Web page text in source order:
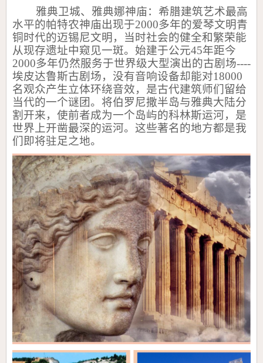
雅典卫城、雅典娜神庙：希腊建筑艺术最高
水平的帕特农神庙出现于2000多年的爱琴文明青
铜时代的迈锡尼文明，当时社会的健全和繁荣能
从现存遗址中窥见一斑。始建于公元45年距今
2000多年仍然服务于世界级大型演出的古剧场----
埃皮达鲁斯古剧场，没有音响设备却能对18000
名观众产生立体环绕音效，是古代建筑师们留给
当代的一个谜团。将伯罗尼撒半岛与雅典大陆分
割开来，使前者成为一个岛屿的科林斯运河，是
世界上开凿最深的运河。这些著名的地方都是我
们即将驻足之地。